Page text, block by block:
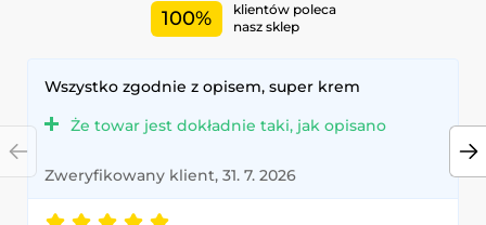
100%
klientów poleca
nasz sklep
Wszystko zgodnie z opisem, super krem
Że towar jest dokładnie taki, jak opisano
Zweryfikowany klient, 31. 7. 2026